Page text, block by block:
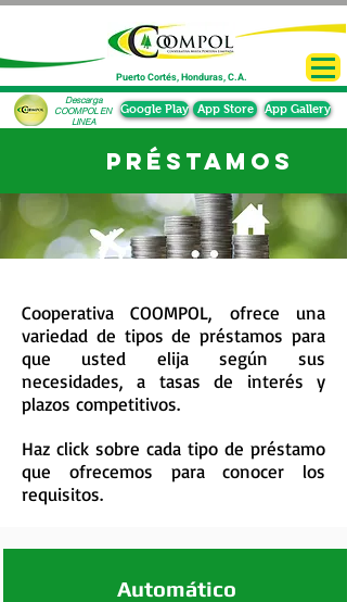
Descarga
COOMPOL EN
LINEA
Google Play App Store App Gallery
Puerto Cortés, Honduras, C.A.
PRÉSTAMOS
Cooperativa COOMPOL, ofrece una
variedad de tipos de préstamos para
que usted elija según sus
necesidades, a tasas de interés y
plazos competitivos.
Haz click sobre cada tipo de préstamo
que ofrecemos para conocer los
requisitos.
Automático